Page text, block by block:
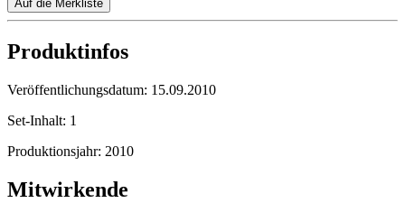
Auf die Merkliste
Produktinfos
Veröffentlichungsdatum: 15.09.2010
Set-Inhalt: 1
Produktionsjahr: 2010
Mitwirkende